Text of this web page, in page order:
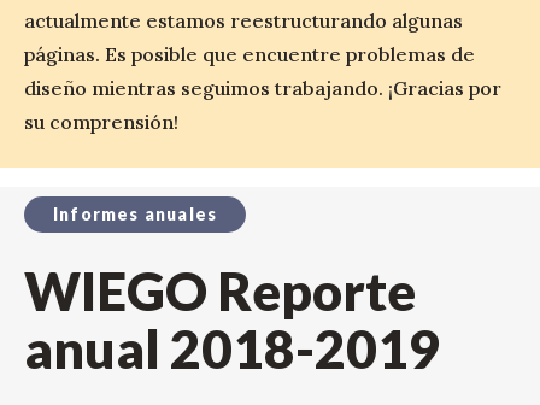
actualmente estamos reestructurando algunas
páginas. Es posible que encuentre problemas de
diseño mientras seguimos trabajando. ¡Gracias por
su comprensión!
Informes anuales
WIEGO Reporte
anual 2018-2019